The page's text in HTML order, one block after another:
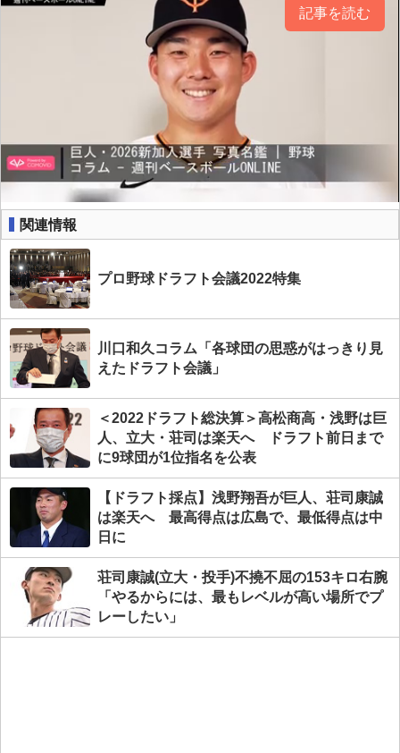
記事を読む
関連情報
プロ野球ドラフト会議2022特集
川口和久コラム「各球団の思惑がはっきり見
えたドラフト会議」
＜2022ドラフト総決算＞高松商高・浅野は巨
人、立大・荘司は楽天へ ドラフト前日まで
に9球団が1位指名を公表
【ドラフト採点】浅野翔吾が巨人、荘司康誠
は楽天へ 最高得点は広島で、最低得点は中
日に
荘司康誠(立大・投手)不撓不屈の153キロ右腕
「やるからには、最もレベルが高い場所でプ
レーしたい」